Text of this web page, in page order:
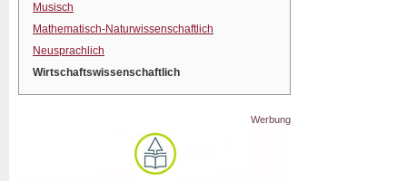
Musisch
Mathematisch-Naturwissenschaftlich
Neusprachlich
Wirtschaftswissenschaftlich
Werbung